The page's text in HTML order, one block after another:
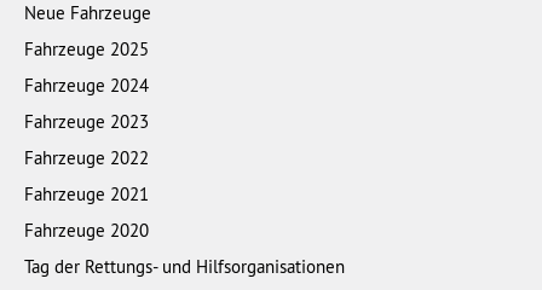
Neue Fahrzeuge
Fahrzeuge 2025
Fahrzeuge 2024
Fahrzeuge 2023
Fahrzeuge 2022
Fahrzeuge 2021
Fahrzeuge 2020
Tag der Rettungs- und Hilfsorganisationen